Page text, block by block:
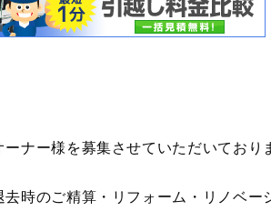
ナー様を募集させていただいており
時のご精算・リフォーム・リノベー